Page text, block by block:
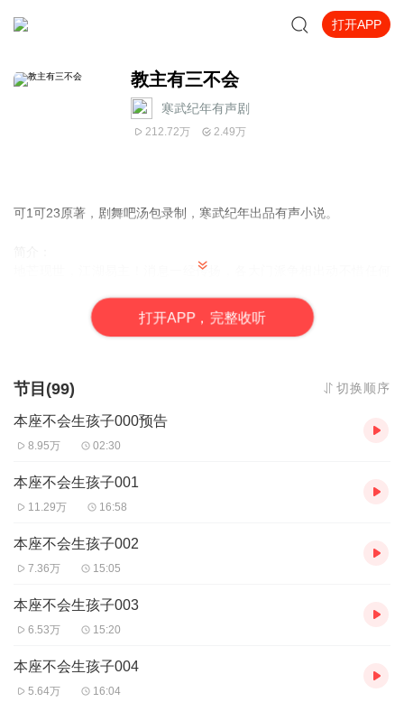
打开APP
教主有三不会
寒武纪年有声剧
212.72万 2.49万
可1可23原著，剧舞吧汤包录制，寒武纪年出品有声小说。
地芒现世，江湖易主！消息一经传扬，各大门派争相出动不惜任何
沉默寡言慈悲为怀的少林寺和尚遇上了心狠手辣没心没肺的大魔头
教主，一见面就结下了大梁子！
生……莫要……
作者：可1可23，寒武纪年原创网签约作者~
播讲人：剧舞吧汤包
打开APP，完整收听
节目(99) 切换顺序
本座不会生孩子000预告
8.95万 02:30
本座不会生孩子001
11.29万 16:58
本座不会生孩子002
7.36万 15:05
本座不会生孩子003
6.53万 15:20
本座不会生孩子004
5.64万 16:04